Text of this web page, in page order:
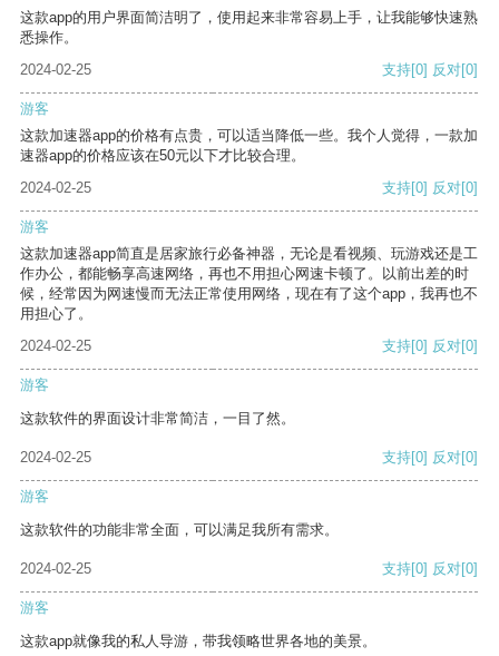
这款app的用户界面简洁明了，使用起来非常容易上手，让我能够快速熟
悉操作。
2024-02-25
支持[0] 反对[0]
游客
这款加速器app的价格有点贵，可以适当降低一些。我个人觉得，一款加
速器app的价格应该在50元以下才比较合理。
2024-02-25
支持[0] 反对[0]
游客
这款加速器app简直是居家旅行必备神器，无论是看视频、玩游戏还是工
作办公，都能畅享高速网络，再也不用担心网速卡顿了。以前出差的时
候，经常因为网速慢而无法正常使用网络，现在有了这个app，我再也不
用担心了。
2024-02-25
支持[0] 反对[0]
游客
这款软件的界面设计非常简洁，一目了然。
2024-02-25 支持[0] 反对[0]
游客
这款软件的功能非常全面，可以满足我所有需求。
2024-02-25 支持[0] 反对[0]
游客
这款app就像我的私人导游，带我领略世界各地的美景。